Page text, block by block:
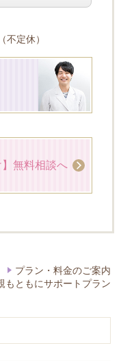
定休）
】無料相談へ
プラン・料金のご案内
もともにサポートプラン